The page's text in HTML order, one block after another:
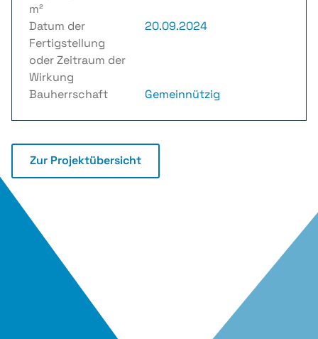
m²
Datum der
Fertigstellung
oder Zeitraum der
Wirkung
20.09.2024
Bauherrschaft Gemeinnützig
Zur Projektübersicht